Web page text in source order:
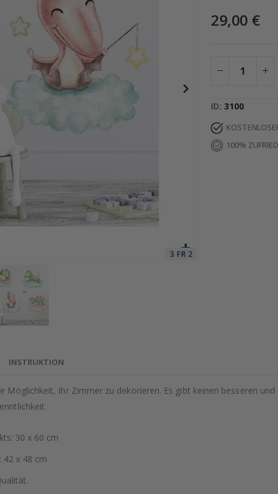
29,00 €
ID 3100
100%
Möglichkeit, Ihr Zimmer zu dekorieren. Es gibt keinen besseren
30 x 60 cm
42 x 48 cm
INSTRUKTION